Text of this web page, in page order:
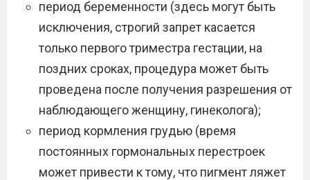
период беременности (здесь могут быть
исключения, строгий запрет касается
только первого триместра гестации, на
поздних сроках, процедура может быть
проведена после получения разрешения от
наблюдающего женщину, гинеколога);
период кормления грудью (время
постоянных гормональных перестроек
может привести к тому, что пигмент ляжет